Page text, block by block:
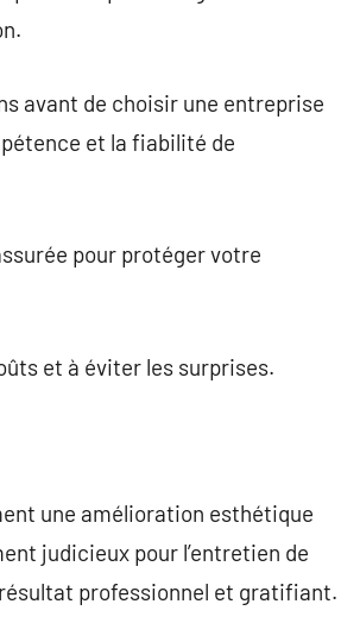
avant de choisir une entreprise
et la fiabilité de
pour protéger votre
et à éviter les surprises.
une amélioration esthétique
judicieux pour l’entretien de
professionnel et gratifiant.